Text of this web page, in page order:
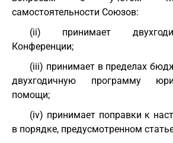
самостоятельности Союзов:
(ii) принимает
Конференции;
(iii) принимает в пределах
двухгодичную программу
помощи;
(iv) принимает поправки к
в порядке, предусмотренном